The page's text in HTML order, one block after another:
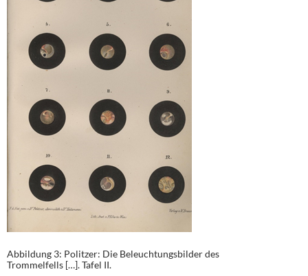
Abbildung 3: Politzer: Die Beleuchtungsbilder des
Trommelfells […]. Tafel II.